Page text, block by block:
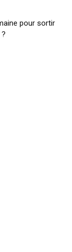
pour sortir